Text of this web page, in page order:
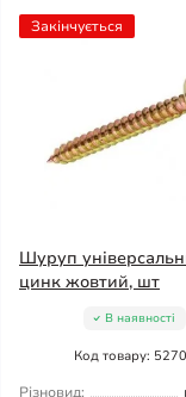
Закінчується
Шуруп
цинк жовтий, шт
В наявності
Код товару:
Різновид: